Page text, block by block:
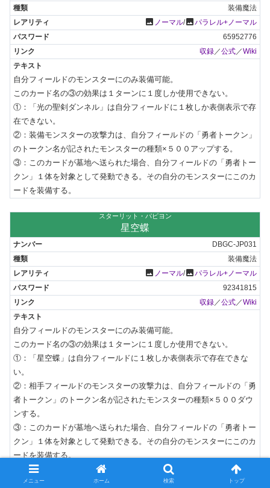
装備魔法
photo ノーマル/photoパラレル+ノーマル
65952776
収録／公式／Wiki
自分フィールドのモンスターにのみ装備可能。
このカード名の③の効果は１ターンに１度しか使用できない。
①：「光の聖剣ダンネル」は自分フィールドに１枚しか表側表示で存
在できない。
②：装備モンスターの攻撃力は、自分フィールドの「勇者トークン」
のトークン名が記されたモンスターの種類×５００アップする。
③：このカードが墓地へ送られた場合、自分フィールドの「勇者トー
クン」１体を対象として発動できる。その自分のモンスターにこのカ
ードを装備する。
スターリット・パピヨン
星空蝶
DBGC-JP031
装備魔法
photo ノーマル/photoパラレル+ノーマル
92341815
収録／公式／Wiki
自分フィールドのモンスターにのみ装備可能。
このカード名の③の効果は１ターンに１度しか使用できない。
①：「星空蝶」は自分フィールドに１枚しか表側表示で存在できな
い。
②：相手フィールドのモンスターの攻撃力は、自分フィールドの「勇
者トークン」のトークン名が記されたモンスターの種類×５００ダウ
ンする。
③：このカードが墓地へ送られた場合、自分フィールドの「勇者トー
クン」１体を対象として発動できる。その自分のモンスターにこのカ
ードを装備する。
きりゅうドラコバック
メニュー ホーム 検索 トップ